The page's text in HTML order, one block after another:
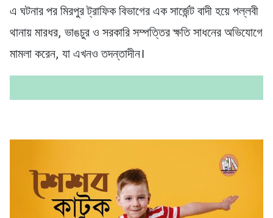
এ ঘটনার পর মিরপুর ট্রাফিক বিভাগের এক সার্জেন্ট বাদী হয়ে পল্লবী
থানায় মারধর, ভাঙচুর ও সরকারি সম্পত্তির ক্ষতি সাধনের অভিযোগে
মামলা করেন, যা এখনও তদন্তাদীন।